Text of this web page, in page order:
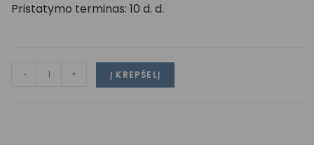
Pristatymo terminas: 10 d. d.
- + Į KREPŠELĮ